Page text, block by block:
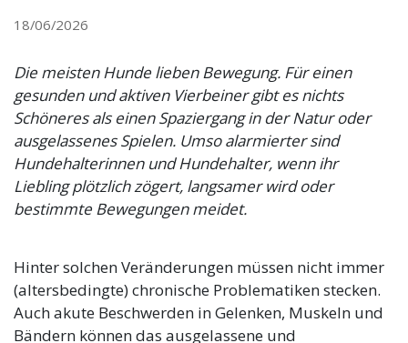
18/06/2026
Die meisten Hunde lieben Bewegung. Für einen
gesunden und aktiven Vierbeiner gibt es nichts
Schöneres als einen Spaziergang in der Natur oder
ausgelassenes Spielen. Umso alarmierter sind
Hundehalterinnen und Hundehalter, wenn ihr
Liebling plötzlich zögert, langsamer wird oder
bestimmte Bewegungen meidet.
Hinter solchen Veränderungen müssen nicht immer
(altersbedingte) chronische Problematiken stecken.
Auch akute Beschwerden in Gelenken, Muskeln und
Bändern können das ausgelassene und